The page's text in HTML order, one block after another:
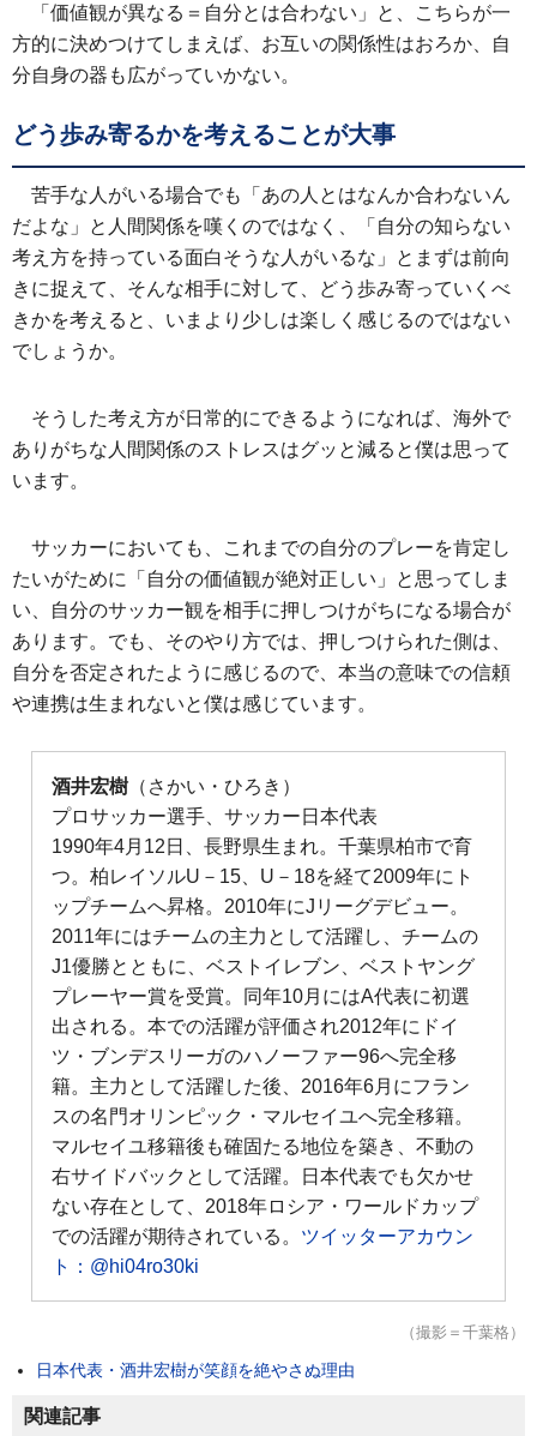
「価値観が異なる＝自分とは合わない」と、こちらが一
方的に決めつけてしまえば、お互いの関係性はおろか、自
分自身の器も広がっていかない。
どう歩み寄るかを考えることが大事
苦手な人がいる場合でも「あの人とはなんか合わないん
だよな」と人間関係を嘆くのではなく、「自分の知らない
考え方を持っている面白そうな人がいるな」とまずは前向
きに捉えて、そんな相手に対して、どう歩み寄っていくべ
きかを考えると、いまより少しは楽しく感じるのではない
でしょうか。
そうした考え方が日常的にできるようになれば、海外で
ありがちな人間関係のストレスはグッと減ると僕は思って
います。
サッカーにおいても、これまでの自分のプレーを肯定し
たいがために「自分の価値観が絶対正しい」と思ってしま
い、自分のサッカー観を相手に押しつけがちになる場合が
あります。でも、そのやり方では、押しつけられた側は、
自分を否定されたように感じるので、本当の意味での信頼
や連携は生まれないと僕は感じています。
酒井宏樹 （さかい・ひろき）
プロサッカー選手、サッカー日本代表
1990年4月12日、長野県生まれ。千葉県柏市で育
つ。柏レイソルU－15、U－18を経て2009年にト
ップチームへ昇格。2010年にJリーグデビュー。
2011年にはチームの主力として活躍し、チームの
J1優勝とともに、ベストイレブン、ベストヤング
プレーヤー賞を受賞。同年10月にはA代表に初選
出される。本での活躍が評価され2012年にドイ
ツ・ブンデスリーガのハノーファー96へ完全移
籍。主力として活躍した後、2016年6月にフラン
スの名門オリンピック・マルセイユへ完全移籍。
マルセイユ移籍後も確固たる地位を築き、不動の
右サイドバックとして活躍。日本代表でも欠かせ
ない存在として、2018年ロシア・ワールドカップ
での活躍が期待されている。 ツイッターアカウン
ト：@hi04ro30ki
（撮影＝千葉格）
日本代表・酒井宏樹が笑顔を絶やさぬ理由
関連記事